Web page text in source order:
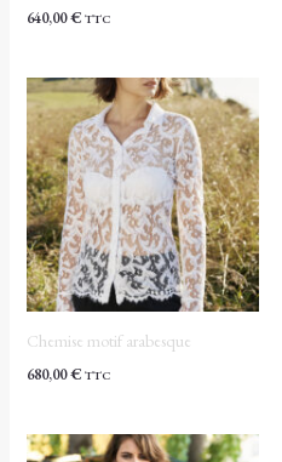
640,00€ TTC
Chemise motif arabesque
680,00€ TTC